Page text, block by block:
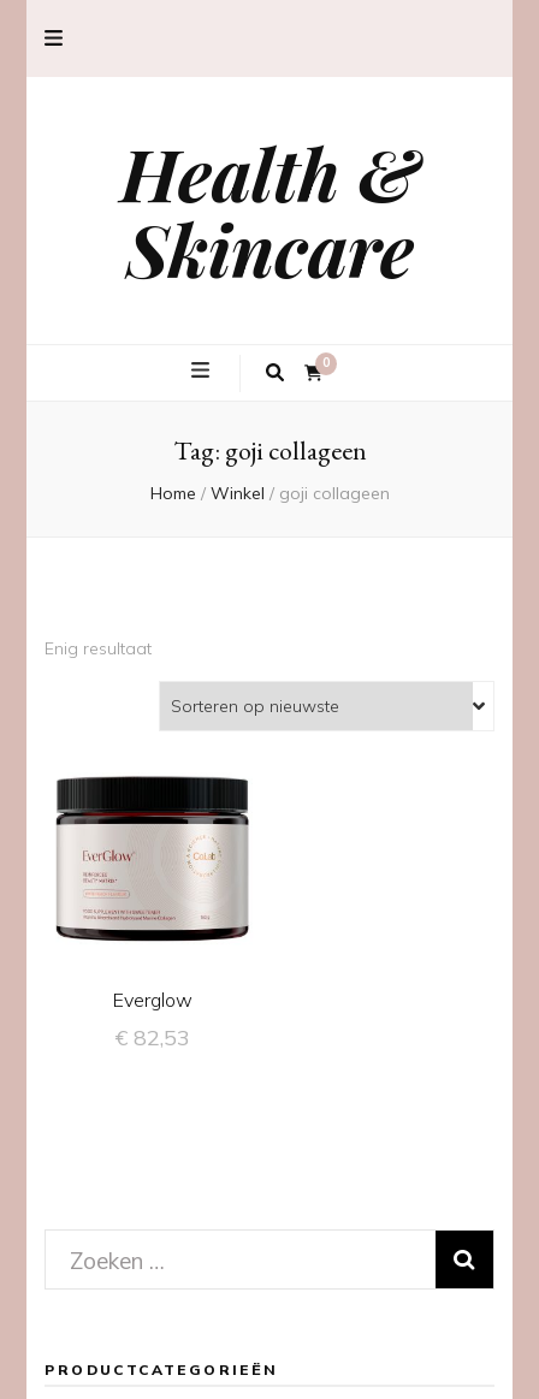
Health &
Skincare
0
Tag: goji collageen
Home / Winkel / goji collageen
Enig resultaat
Everglow
€82,53
Zoeken
naar:
PRODUCTCATEGORIEËN